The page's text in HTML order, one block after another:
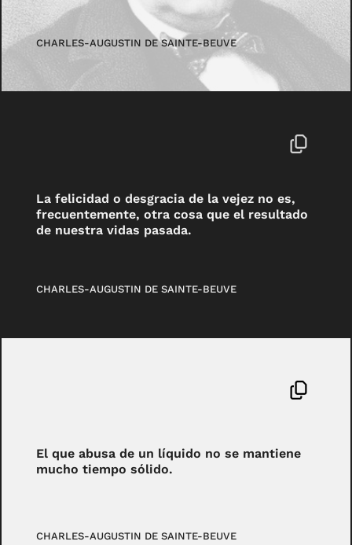
CHARLES-AUGUSTIN DE SAINTE-BEUVE
La felicidad o desgracia de la vejez no es,
frecuentemente, otra cosa que el resultado
de nuestra vidas pasada.
CHARLES-AUGUSTIN DE SAINTE-BEUVE
El que abusa de un líquido no se mantiene
mucho tiempo sólido.
CHARLES-AUGUSTIN DE SAINTE-BEUVE